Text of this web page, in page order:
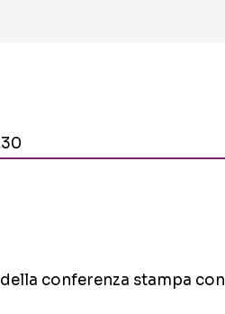
conferenza stampa con